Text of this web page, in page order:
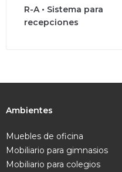
R-A • Sistema para
recepciones
Ambientes
Muebles de oficina
Mobiliario para gimnasios
Mobiliario para colegios